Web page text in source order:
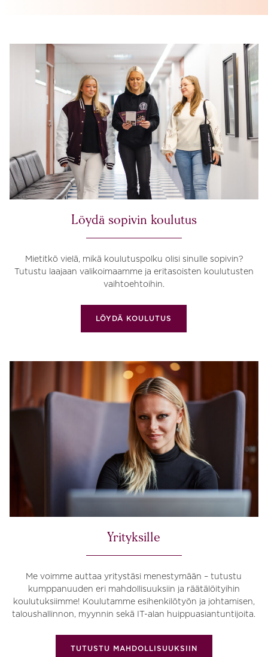
Löydä sopivin koulutus
Mietitkö vielä, mikä koulutuspolku olisi sinulle sopivin?
Tutustu laajaan valikoimaamme ja eritasoisten koulutusten
vaihtoehtoihin.
LÖYDÄ KOULUTUS
Yrityksille
Me voimme auttaa yritystäsi menestymään – tutustu
kumppanuuden eri mahdollisuuksiin ja räätälöityihin
koulutuksiimme! Koulutamme esihenkilötyön ja johtamisen,
taloushallinnon, myynnin sekä IT-alan huippuasiantuntijoita.
TUTUSTU MAHDOLLISUUKSIIN